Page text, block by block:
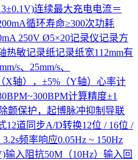
连续最大充电电流＝
循环寿命≥300次功耗
250V Ø5×20记录仪记录方
热敏记录纸记录纸宽112mm有
s、25mm/s、
X轴），±5%（Y轴）心率计
计算精度±1
颤保护，起博脉冲抑制导联
12道同步A/D转换12位 / 16位 /
频率响应0.05Hz ~ 150Hz
输入阻抗50M（10Hz）输入回